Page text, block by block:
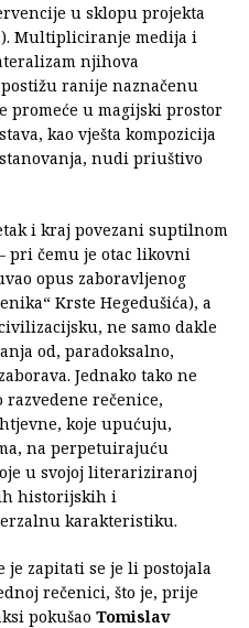
u sklopu projekta
Multipliciranje medija i
njihova
ranije naznačenu
promeće u magijski prostor
kao vješta kompozicija
nudi priuštivo
i kraj povezani suptilnom
pri čemu je otac likovni
opus zaboravljenog
Krste Hegedušića), a
ne samo dakle
od, paradoksalno,
Jednako tako ne
rečenice,
koje upućuju,
na perpetuirajuću
u svojoj literariziranoj
historijskih i
karakteristiku.
je zapitati se je li postojala
rečenici, što je, prije
pokušao Tomislav